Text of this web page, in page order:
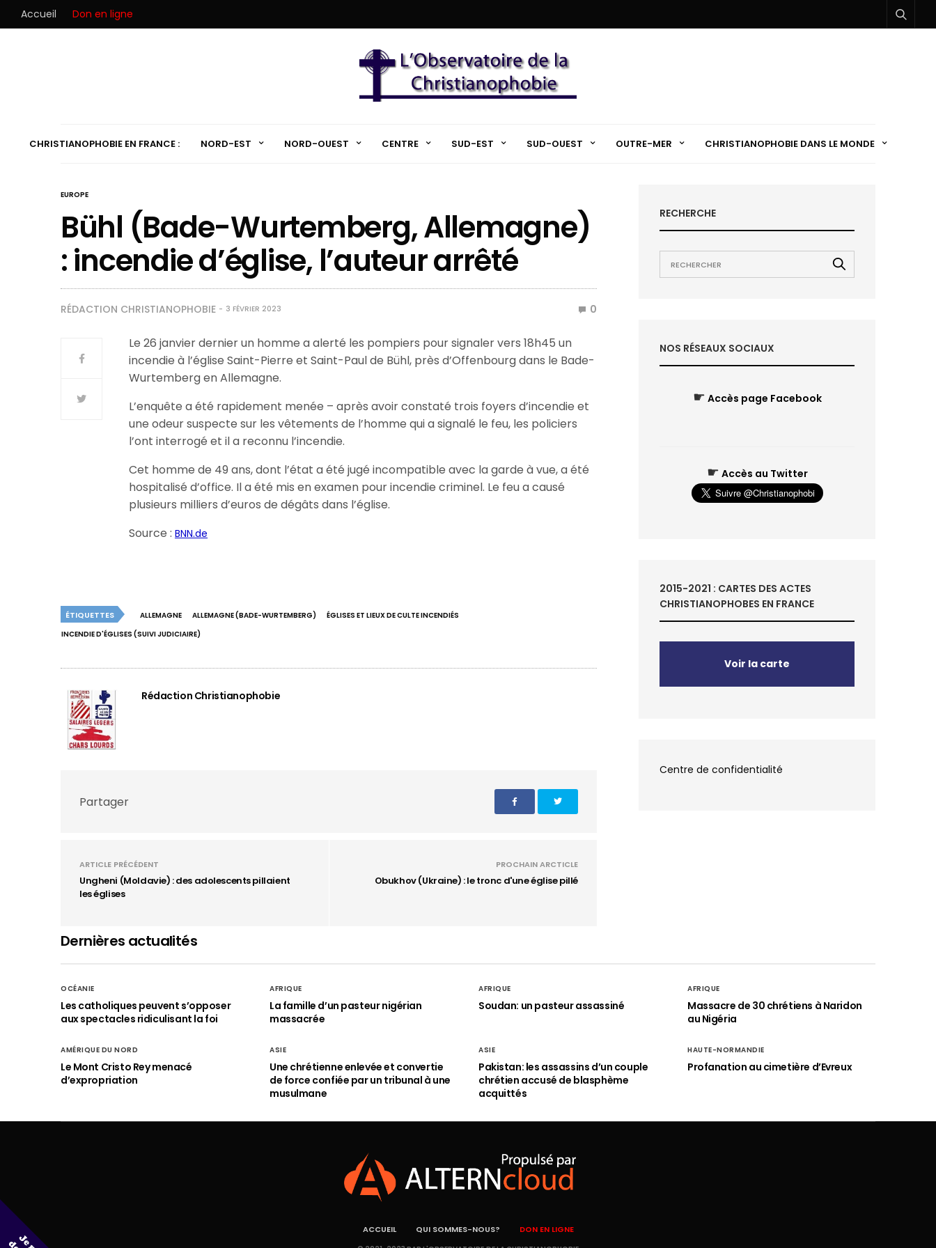
Accueil Don en ligne
CHRISTIANOPHOBIE EN FRANCE : NORD-EST NORD-OUEST CENTRE SUD-EST SUD-OUEST OUTRE-MER CHRISTIANOPHOBIE DANS LE MONDE
EUROPE
Bühl (Bade-Wurtemberg, Allemagne)
: incendie d’église, l’auteur arrêté
RÉDACTION CHRISTIANOPHOBIE 3 FÉVRIER 2023 0
Le 26 janvier dernier un homme a alerté les pompiers pour signaler vers 18h45 un
incendie à l’église Saint-Pierre et Saint-Paul de Bühl, près d’Offenbourg dans le Bade-
Wurtemberg en Allemagne.
L’enquête a été rapidement menée – après avoir constaté trois foyers d’incendie et
une odeur suspecte sur les vêtements de l’homme qui a signalé le feu, les policiers
l’ont interrogé et il a reconnu l’incendie.
Cet homme de 49 ans, dont l’état a été jugé incompatible avec la garde à vue, a été
hospitalisé d’office. Il a été mis en examen pour incendie criminel. Le feu a causé
plusieurs milliers d’euros de dégâts dans l’église.
Source :BNN.de
ÉTIQUETTES ALLEMAGNE ALLEMAGNE (BADE-WURTEMBERG)
ÉGLISES ET LIEUX DE CULTE INCENDIÉS
INCENDIE D'ÉGLISES (SUIVI JUDICIAIRE)
Rédaction Christianophobie
Partager
ARTICLE PRÉCÉDENT
Ungheni (Moldavie) : des adolescents pillaient
les églises
PROCHAIN ARCTICLE
Obukhov (Ukraine) : le tronc d'une église pillé
RECHERCHE
NOS RÉSEAUX SOCIAUX
☛ Accès page Facebook
☛ Accès au Twitter
2015-2021 : CARTES DES ACTES
CHRISTIANOPHOBES EN FRANCE
Voir la carte
Centre de confidentialité
Dernières actualités
OCÉANIE
Les catholiques peuvent s’opposer
aux spectacles ridiculisant la foi
AFRIQUE
La famille d’un pasteur nigérian
massacrée
AFRIQUE
Soudan: un pasteur assassiné
AFRIQUE
Massacre de 30 chrétiens à Naridon
au Nigéria
AMÉRIQUE DU NORD
Le Mont Cristo Rey menacé
d’expropriation
ASIE
Une chrétienne enlevée et convertie
de force confiée par un tribunal à une
musulmane
ASIE
Pakistan: les assassins d’un couple
chrétien accusé de blasphème
acquittés
HAUTE-NORMANDIE
Profanation au cimetière d’Evreux
ACCUEIL QUI SOMMES-NOUS? DON EN LIGNE